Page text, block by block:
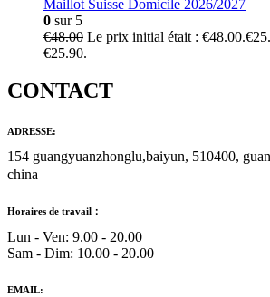
Maillot Suisse Domicile 2026/2027
0 sur 5
€48.00 Le prix initial était : €48.00.€
€25.90.
CONTACT
ADRESSE:
154 guangyuanzhonglu,baiyun, 510400,
china
Horaires de travail：
Lun - Ven: 9.00 - 20.00
Sam - Dim: 10.00 - 20.00
EMAIL: